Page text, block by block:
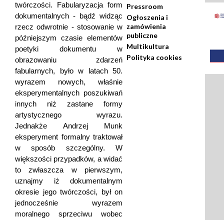
twórczości. Fabularyzacja form
dokumentalnych - bądź widząc
rzecz odwrotnie - stosowanie w
późniejszym czasie elementów
poetyki dokumentu w
obrazowaniu zdarzeń
fabularnych, było w latach 50.
wyrazem nowych, właśnie
eksperymentalnych poszukiwań
innych niż zastane formy
artystycznego wyrazu.
Jednakże Andrzej Munk
eksperyment formalny traktował
w sposób szczególny. W
większości przypadków, a widać
to zwłaszcza w pierwszym,
uznajmy iż dokumentalnym
okresie jego twórczości, był on
jednocześnie wyrazem
moralnego sprzeciwu wobec
Pressroom
Ogłoszenia i
zamówienia
publiczne
Multikultura
Polityka cookies